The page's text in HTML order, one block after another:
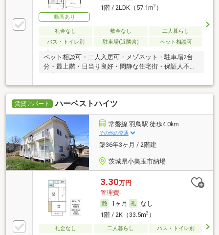
動画あり
1階 / 2LDK（57.1m2）
礼金なし 敷金なし
二人暮らし
バス・トイレ別
駐車場(近隣含) ペット相談可
ペット相談可・二人入居可・メゾネット・駐車場2台
分・最上階・日当り良好・閑静な住宅街・保証人不要
／代行 ・ルームシェア可
賃貸アパート ハーベストハイツ
常磐線 羽鳥駅 徒歩4.0km
その他の交通
築36年3ヶ月 / 2階建
茨城県小美玉市納場
3.30万円
管理費-
1ヶ月
なし
1階 / 2K（33.5m2）
礼金なし 二人暮らし
バス・トイレ別